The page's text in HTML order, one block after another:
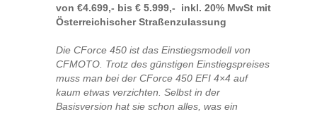
von €4.699,- bis € 5.999,- inkl. 20% MwSt mit
Österreichischer Straßenzulassung
Die CForce 450 ist das Einstiegsmodell von
CFMOTO. Trotz des günstigen Einstiegspreises
muss man bei der CForce 450 EFI 4×4 auf
kaum etwas verzichten. Selbst in der
Basisversion hat sie schon alles, was ein